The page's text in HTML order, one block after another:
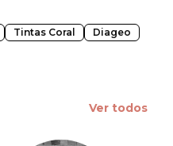
Tintas Coral Diageo
Ver todos